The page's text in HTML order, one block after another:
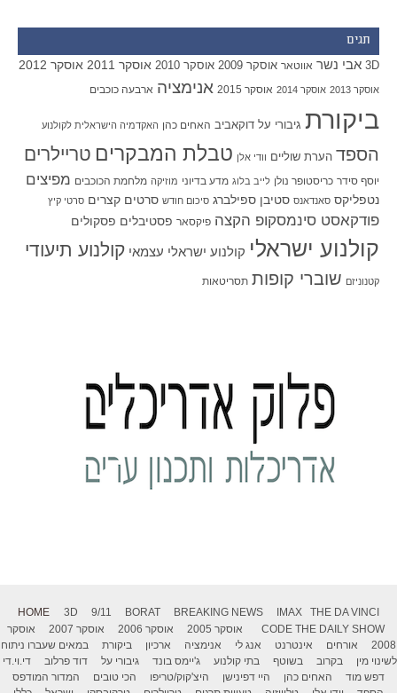
תגים
3D אבי נשר אווטאר אוסקר 2009 אוסקר 2010 אוסקר 2011 אוסקר 2012
אוסקר 2013 אוסקר 2014 אוסקר 2015 אנימציה ארבעה כוכבים
ביקורת גיבורי על דוקאביב האחים כהן האקדמיה הישראלית לקולנוע
הספד הערת שוליים וודי אלן טבלת המבקרים טריילרים
יוסף סידר כריסטופר נולן לייב בלוג מדע בדיוני מוזיקה מלחמת הכוכבים מפיצים
נטפליקס סאנדאנס סטיבן ספילברג סיכום חודש סרטים קצרים סרטי קיץ
פודקאסט סינמסקופ הקצה פיקסאר פסטיבלים פסקולים
קולנוע ישראלי קולנוע ישראלי עצמאי קולנוע תיעודי
קטנוניזם שוברי קופות תסריטאות
HOME 3D 9/11 BORAT BREAKING NEWS IMAX
THE DA VINCI
CODE THE DAILY SHOW אוסקר 2005 אוסקר 2006 אוסקר 2007
אוסקר
2008
אורחים אינטרנט אנג לי אנימציה ארכיון ביקורת
במאים שעברו ניתוח
לשינוי מין
בקרוב בשוטף בתי קולנוע ג'יימס בונד גיבורי על דוד פרלוב
די.וי.די
דפש מוד
האחים כהן היי דפינישן היצ'קוק/טריפו הכי טובים
המדור המודפס